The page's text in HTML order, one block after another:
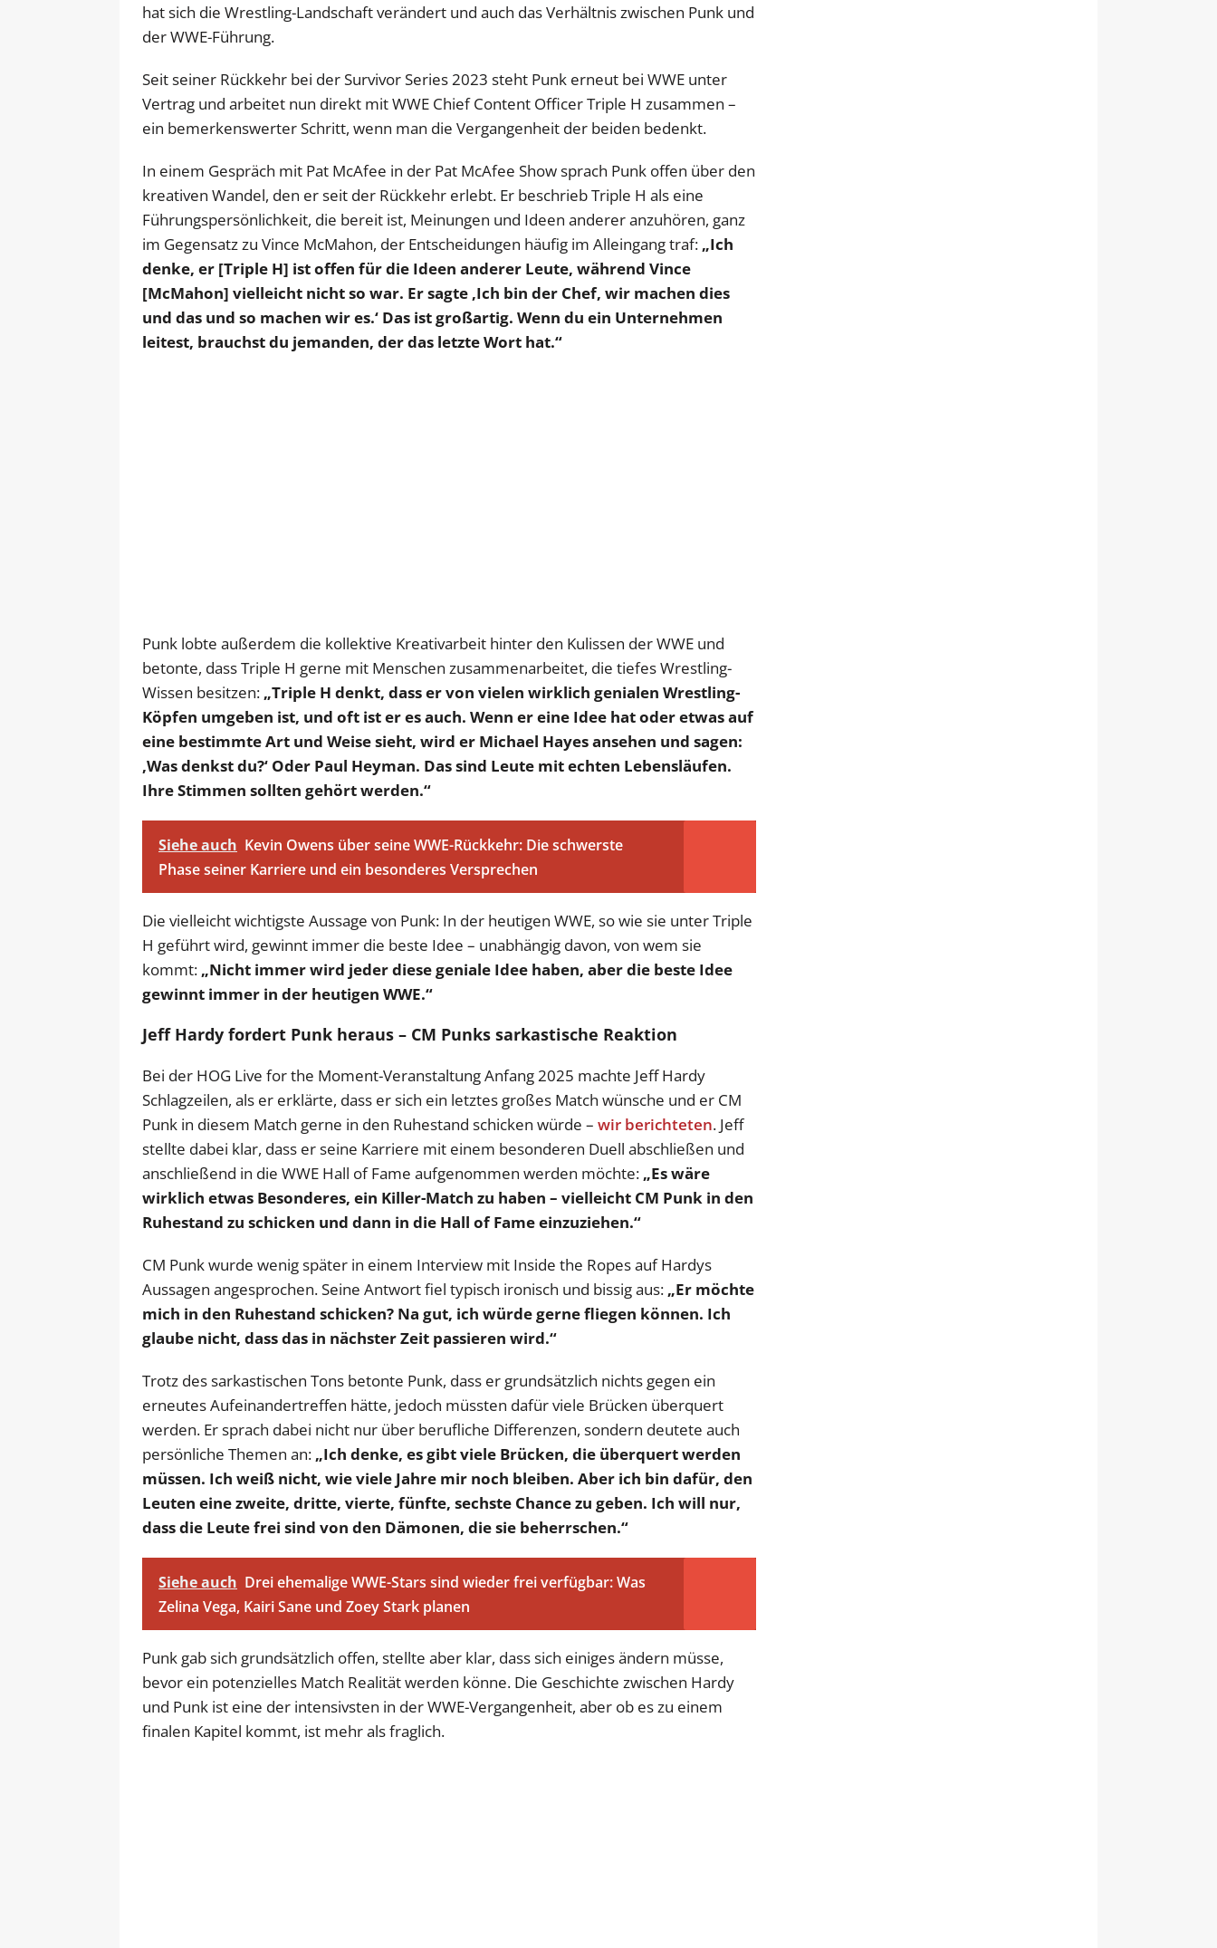
hat sich die Wrestling-Landschaft verändert und auch das Verhältnis zwischen Punk und
der WWE-Führung.
Seit seiner Rückkehr bei der Survivor Series 2023 steht Punk erneut bei WWE unter
Vertrag und arbeitet nun direkt mit WWE Chief Content Officer Triple H zusammen –
ein bemerkenswerter Schritt, wenn man die Vergangenheit der beiden bedenkt.
In einem Gespräch mit Pat McAfee in der Pat McAfee Show sprach Punk offen über den
kreativen Wandel, den er seit der Rückkehr erlebt. Er beschrieb Triple H als eine
Führungspersönlichkeit, die bereit ist, Meinungen und Ideen anderer anzuhören, ganz
im Gegensatz zu Vince McMahon, der Entscheidungen häufig im Alleingang traf: „Ich
denke, er [Triple H] ist offen für die Ideen anderer Leute, während Vince
[McMahon] vielleicht nicht so war. Er sagte ‚Ich bin der Chef, wir machen dies
und das und so machen wir es.‘ Das ist großartig. Wenn du ein Unternehmen
leitest, brauchst du jemanden, der das letzte Wort hat.“
Punk lobte außerdem die kollektive Kreativarbeit hinter den Kulissen der WWE und
betonte, dass Triple H gerne mit Menschen zusammenarbeitet, die tiefes Wrestling-
Wissen besitzen: „Triple H denkt, dass er von vielen wirklich genialen Wrestling-
Köpfen umgeben ist, und oft ist er es auch. Wenn er eine Idee hat oder etwas auf
eine bestimmte Art und Weise sieht, wird er Michael Hayes ansehen und sagen:
‚Was denkst du?‘ Oder Paul Heyman. Das sind Leute mit echten Lebensläufen.
Ihre Stimmen sollten gehört werden.“
Siehe auch Kevin Owens über seine WWE-Rückkehr: Die schwerste
Phase seiner Karriere und ein besonderes Versprechen
Die vielleicht wichtigste Aussage von Punk: In der heutigen WWE, so wie sie unter Triple
H geführt wird, gewinnt immer die beste Idee – unabhängig davon, von wem sie
kommt: „Nicht immer wird jeder diese geniale Idee haben, aber die beste Idee
gewinnt immer in der heutigen WWE.“
Jeff Hardy fordert Punk heraus – CM Punks sarkastische Reaktion
Bei der HOG Live for the Moment-Veranstaltung Anfang 2025 machte Jeff Hardy
Schlagzeilen, als er erklärte, dass er sich ein letztes großes Match wünsche und er CM
Punk in diesem Match gerne in den Ruhestand schicken würde – wir berichteten. Jeff
stellte dabei klar, dass er seine Karriere mit einem besonderen Duell abschließen und
anschließend in die WWE Hall of Fame aufgenommen werden möchte: „Es wäre
wirklich etwas Besonderes, ein Killer-Match zu haben – vielleicht CM Punk in den
Ruhestand zu schicken und dann in die Hall of Fame einzuziehen.“
CM Punk wurde wenig später in einem Interview mit Inside the Ropes auf Hardys
Aussagen angesprochen. Seine Antwort fiel typisch ironisch und bissig aus: „Er möchte
mich in den Ruhestand schicken? Na gut, ich würde gerne fliegen können. Ich
glaube nicht, dass das in nächster Zeit passieren wird.“
Trotz des sarkastischen Tons betonte Punk, dass er grundsätzlich nichts gegen ein
erneutes Aufeinandertreffen hätte, jedoch müssten dafür viele Brücken überquert
werden. Er sprach dabei nicht nur über berufliche Differenzen, sondern deutete auch
persönliche Themen an: „Ich denke, es gibt viele Brücken, die überquert werden
müssen. Ich weiß nicht, wie viele Jahre mir noch bleiben. Aber ich bin dafür, den
Leuten eine zweite, dritte, vierte, fünfte, sechste Chance zu geben. Ich will nur,
dass die Leute frei sind von den Dämonen, die sie beherrschen.“
Siehe auch Drei ehemalige WWE-Stars sind wieder frei verfügbar: Was
Zelina Vega, Kairi Sane und Zoey Stark planen
Punk gab sich grundsätzlich offen, stellte aber klar, dass sich einiges ändern müsse,
bevor ein potenzielles Match Realität werden könne. Die Geschichte zwischen Hardy
und Punk ist eine der intensivsten in der WWE-Vergangenheit, aber ob es zu einem
finalen Kapitel kommt, ist mehr als fraglich.